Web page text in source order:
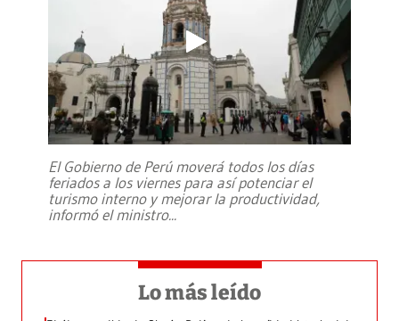
El Gobierno de Perú moverá todos los días
feriados a los viernes para así potenciar el
turismo interno y mejorar la productividad,
informó el ministro...
Lo más leído